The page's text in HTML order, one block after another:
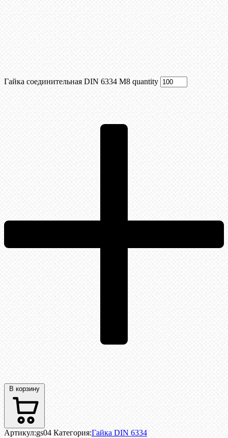
Гайка соединительная DIN 6334 М8 quantity
В корзину
Артикул:gs04 Категория:Гайка DIN 6334